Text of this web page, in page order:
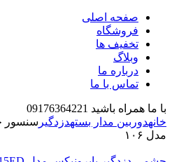
صفحه اصلی
فروشگاه
تخفیف ها
وبلاگ
درباره ما
تماس با ما
با ما همراه باشید 09176364221
خانهدوربین مدار بستهدزدگیر سنسور
مدل ۱۰۶